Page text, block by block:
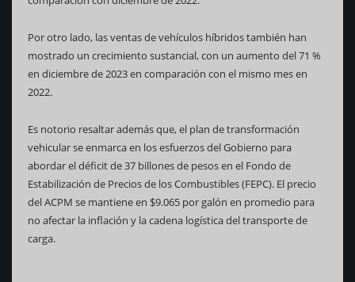
Por otro lado, las ventas de vehículos híbridos también han
mostrado un crecimiento sustancial, con un aumento del 71 %
en diciembre de 2023 en comparación con el mismo mes en
2022.
Es notorio resaltar además que, el plan de transformación
vehicular se enmarca en los esfuerzos del Gobierno para
abordar el déficit de 37 billones de pesos en el Fondo de
Estabilización de Precios de los Combustibles (FEPC). El precio
del ACPM se mantiene en $9.065 por galón en promedio para
no afectar la inflación y la cadena logística del transporte de
carga.